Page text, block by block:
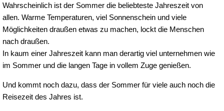
Wahrscheinlich ist der Sommer die beliebteste Jahreszeit von
allen. Warme Temperaturen, viel Sonnenschein und viele
Möglichkeiten draußen etwas zu machen, lockt die Menschen
nach draußen.
In kaum einer Jahreszeit kann man derartig viel unternehmen wie
im Sommer und die langen Tage in vollem Zuge genießen.
Und kommt noch dazu, dass der Sommer für viele auch noch die
Reisezeit des Jahres ist.